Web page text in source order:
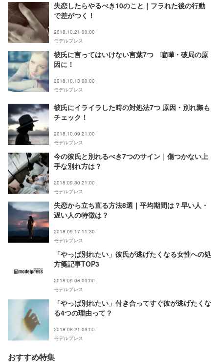
失恋したらやるべき10のこと｜フラれた後の行動
で差がつく！
2018.10.21 00:00
モデルプレス
彼氏に言ってはいけない言葉7つ 喧嘩・破局の原
因に！
2018.10.13 00:00
モデルプレス
彼氏にイライラした時の対処法7つ 原因・別れ際も
チェック！
2018.10.09 21:00
モデルプレス
今の彼氏と別れるべき7つのサイン｜傷つかない上
手な別れ方は？
2018.09.30 21:00
モデルプレス
失恋から立ち直る方法8選｜平均期間は？早い人・
遅い人の特徴は？
2018.09.17 11:30
モデルプレス
「やっぱ別れたい」彼氏が逃げたくなる女性への処
方箋記事TOP3
2018.09.08 00:00
モデルプレス
「やっぱ別れたい」付き合ってすぐ彼が逃げたくな
る4つの理由って？
2018.08.21 09:00
モデルプレス
おすすめ特集